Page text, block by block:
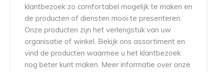
klantbezoek zo comfortabel mogelijk te maken en
de producten of diensten mooi te presenteren.
Onze producten zijn het verlengstuk van uw
organisatie of winkel. Bekijk ons assortiment en
vind de producten waarmee u het klantbezoek
nog beter kunt maken. Meer informatie over onze